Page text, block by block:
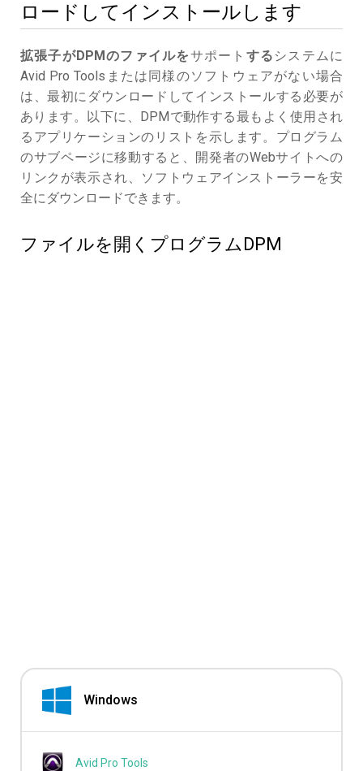
ロードしてインストールします
拡張子がDPMのファイルをサポート する システムに
Avid Pro Toolsまたは同様のソフトウェアがない場合
は、最初にダウンロードしてインストールする必要が
あります。以下に、DPMで動作する最もよく使用され
るアプリケーションのリストを示します。プログラム
のサブページに移動すると、開発者のWebサイトへの
リンクが表示され、ソフトウェアインストーラーを安
全にダウンロードできます。
ファイルを開くプログラムDPM
Windows
Avid Pro Tools